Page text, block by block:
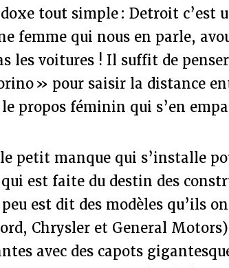
tout simple : Detroit c’est
femme qui nous en parle,
les voitures ! Il suffit de
» pour saisir la distance
propos féminin qui s’en
le petit manque qui s’installe
est faite du destin des
est dit des modèles qu’ils
Chrysler et General
avec des capots